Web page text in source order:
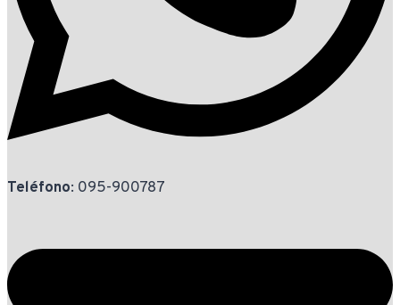
Teléfono: 095-900787